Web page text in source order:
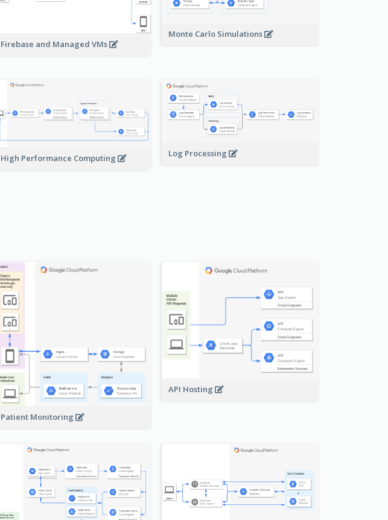
Firebase and Managed VMs
Monte Carlo Simulations
High Performance Computing Log Processing
Patient Monitoring
API Hosting